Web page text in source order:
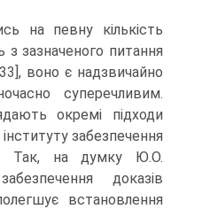
на певну кількість
з зазначеного питання
воно є надзвичайно
суперечливим.
окремі підходи
забезпечення
Так, на думку Ю.О.
доказів
встановлення